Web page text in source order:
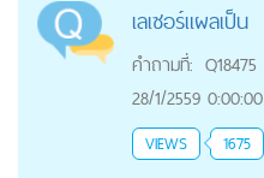
เลเซอร์แผลเป็น
คำถามที่: Q18475
28/1/2559 0:00:00
VIEWS 1675